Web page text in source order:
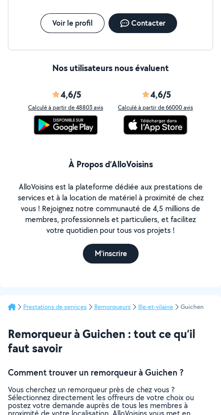
Voir le profil Contacter
Nos utilisateurs nous évaluent
4,6/5
Calculé à partir de 48803 avis
4,6/5
Calculé à partir de 66000 avis
À Propos d’AlloVoisins
AlloVoisins est la plateforme dédiée aux prestations de
services et à la location de matériel à proximité de chez
vous ! Rejoignez notre communauté de 4,5 millions de
membres, professionnels et particuliers, et facilitez
votre quotidien pour tous vos projets !
M'inscrire
Prestations de services Remorqueurs Ille-et-vilaine Guichen
Remorqueur à Guichen : tout ce qu’il
faut savoir
Comment trouver un remorqueur à Guichen ?
Vous cherchez un remorqueur près de chez vous ?
Sélectionnez directement les offreurs de votre choix ou
postez votre demande auprès de tous les membres à